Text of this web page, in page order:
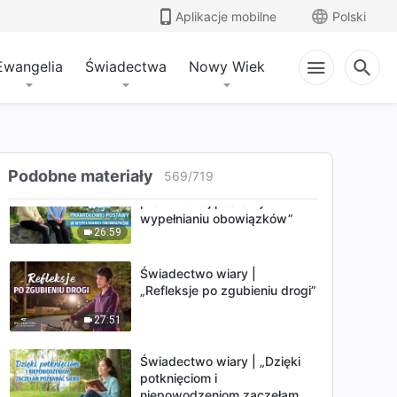
Aplikacje mobilne Polski
Świadectwa Nowy Wiek
Podobne materiały 569/719
Świadectwo wiary | „Czemu
nie umiałam postępować
26:59
Świadectwo wiary | „Waga
prawidłowej postawy w
wypełnianiu obowiązków”
27:51
Świadectwo wiary |
„Refleksje po zgubieniu drogi”
Świadectwo wiary | „Dzięki
potknięciom i